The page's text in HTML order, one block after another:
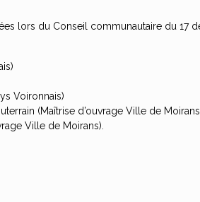
lors du Conseil communautaire du 17
Voironnais)
(Maîtrise d’ouvrage Ville de
Ville de Moirans).